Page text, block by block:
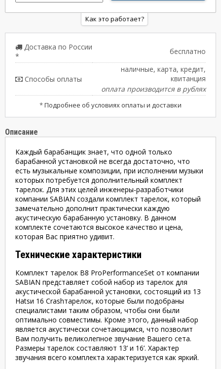
Как это работает?
Доставка по России
*
бесплатно
Способы оплаты
наличные, карта, кредит,
квитанция
оплата производится в рублях
*Подробнее об условиях оплаты и доставки
Описание
Каждый барабанщик знает, что одной только
барабанной установкой не всегда достаточно, что
есть музыкальные композиции, при исполнении музыки
которых потребуется дополнительный комплект
тарелок. Для этих целей инженеры-разработчики
компании SABIAN создали комплект тарелок, который
замечательно дополнит практически каждую
акустическую барабанную установку. В данном
комплекте сочетаются высокое качество и цена,
которая Вас приятно удивит.
Технические характеристики
Комплект тарелок B8 ProPerformanceSet от компании
SABIAN представляет собой набор из тарелок для
акустической барабанной установки, состоящий из 13
Hatsи 16 Crashтарелок, которые были подобраны
специалистами таким образом, чтобы они были
оптимально совместимы. Кроме этого, данный набор
является акустически сочетающимся, что позволит
Вам получить великолепное звучание Вашего сета.
Размеры тарелок составляют 13’ и 16’. Характер
звучания всего комплекта характеризуется как яркий.